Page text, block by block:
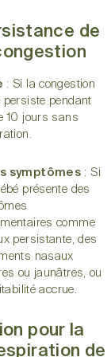
de
: Si la congestion
persiste pendant
10 jours sans
symptômes : Si
présente des
comme
persistante, des
nasaux
ou jaunâtres, ou
accrue.
pour la
de